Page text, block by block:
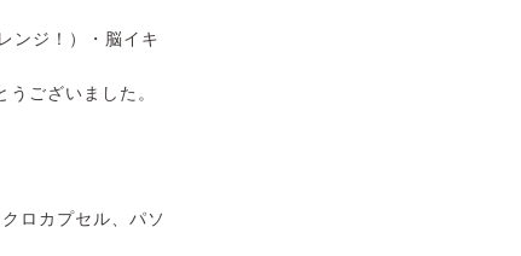
ンジ！）・脳イキ
ございました。
ロカプセル、パソ